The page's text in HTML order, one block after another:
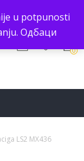
u potpunosti
Одбаци
0
LS2 MX436